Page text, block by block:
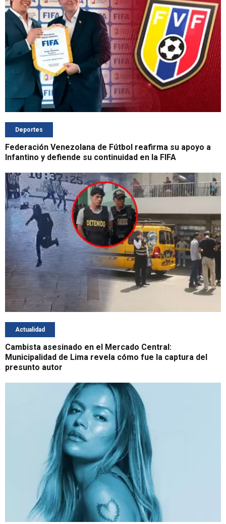
Deportes
Federación Venezolana de Fútbol reafirma su apoyo a
Infantino y defiende su continuidad en la FIFA
Actualidad
Cambista asesinado en el Mercado Central:
Municipalidad de Lima revela cómo fue la captura del
presunto autor